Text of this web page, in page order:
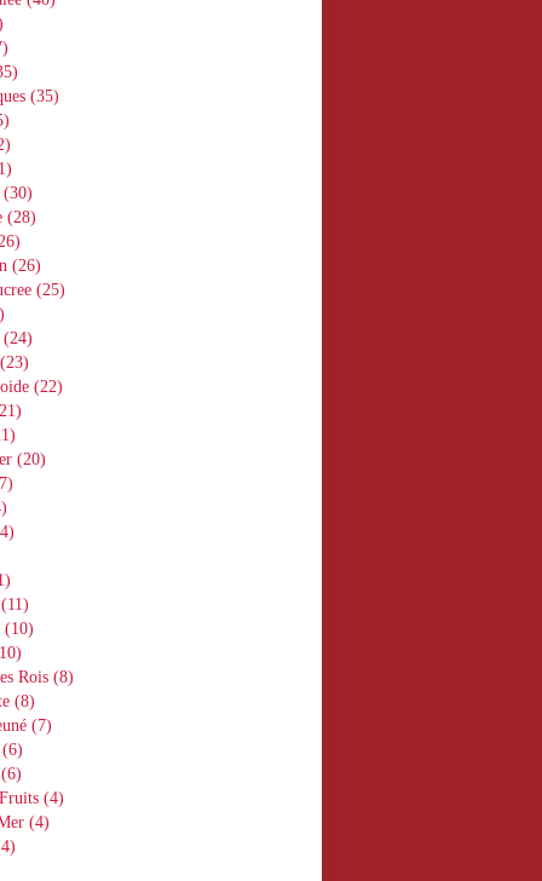
(35)
(30)
(28)
(26)
(25)
(24)
(23)
(22)
(20)
(11)
(10)
Rois (8)
(8)
(7)
(6)
(6)
(4)
(4)